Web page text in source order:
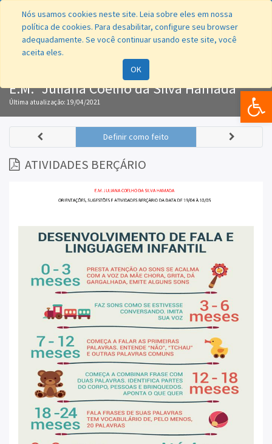
Nós usamos cookies neste site. Leia sobre eles em nossa
política de cookies. Para desabilitar, configure seu browser
adequadamente. Se você continuar usando este site, você
aceita eles.
OK
Navegação
E.M. "Juliana Coelho da Silva Hamada"
Última atualização: 19/04/2021
ATIVIDADES BERÇÁRIO
Definir como feito